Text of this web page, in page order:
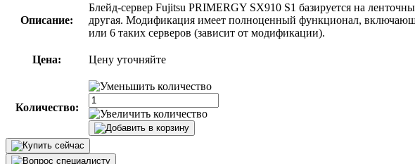
Описание:
Блейд-сервер Fujitsu PRIMERGY SX910 S1 базируется на
другая. Модификация имеет полноценный функционал,
или 6 таких серверов (зависит от модификации).
Цена: Цену уточняйте
Количество: